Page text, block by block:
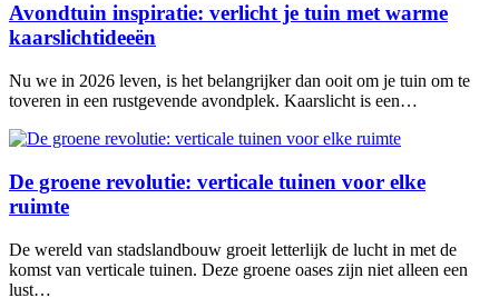
Avondtuin inspiratie: verlicht je tuin met warme
kaarslichtideeën
Nu we in 2026 leven, is het belangrijker dan ooit om je tuin om te
toveren in een rustgevende avondplek. Kaarslicht is een…
De groene revolutie: verticale tuinen voor elke
ruimte
De wereld van stadslandbouw groeit letterlijk de lucht in met de
komst van verticale tuinen. Deze groene oases zijn niet alleen een
lust…